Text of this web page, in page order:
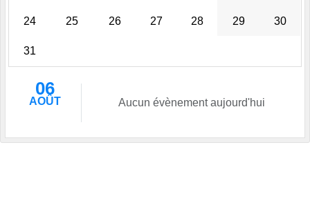
24 25 26 27 28 29 30
31
06
AOÛT Aucun évènement aujourd'hui